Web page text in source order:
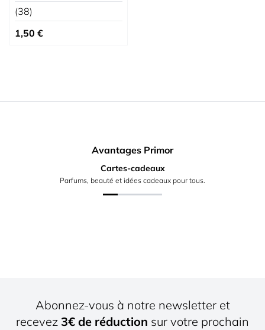
(38)
1,50 €
Avantages Primor
Cartes-cadeaux
Parfums, beauté et idées cadeaux pour tous.
Abonnez-vous à notre newsletter et
recevez 3€ de réduction sur votre prochain